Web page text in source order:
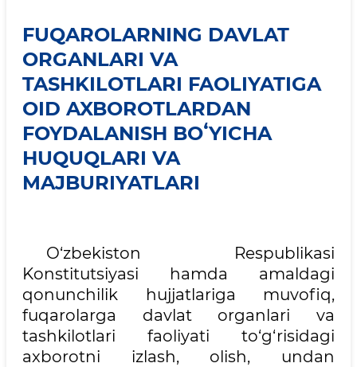
FUQAROLARNING DAVLAT
ORGANLARI VA
TASHKILOTLARI FAOLIYATIGA
OID AXBOROTLARDAN
FOYDALANISH BOʻYICHA
HUQUQLARI VA
MAJBURIYATLARI
O‘zbekiston Respublikasi
Konstitutsiyasi hamda amaldagi
qonunchilik hujjatlariga muvofiq,
fuqarolarga davlat organlari va
tashkilotlari faoliyati to‘g‘risidagi
axborotni izlash, olish, undan